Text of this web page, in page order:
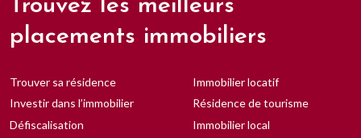
Trouvez les meilleurs
placements immobiliers
Trouver sa résidence
Investir dans l’immobilier
Défiscalisation
Immobilier locatif
Résidence de tourisme
Immobilier local